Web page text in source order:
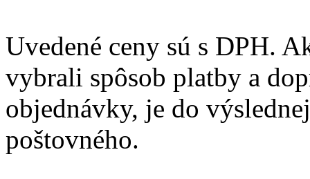
Uvedené ceny sú s DPH.
vybrali spôsob platby a
objednávky, je do
poštovného.